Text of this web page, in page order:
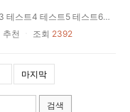
테스트 1 테스트2 테스트3 테스트4 테스트5 테스트6 테스트7
추천 조회 2392
마지막
검색